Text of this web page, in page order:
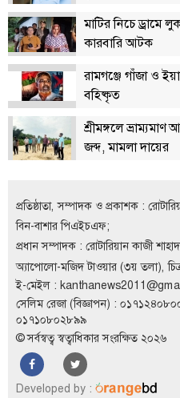
মাটির নিচে ড্রামে
কারবারি আটক
রামগঞ্জে গাঁজা ও
বহিষ্কৃত
শ্রীমঙ্গলে
জব্দ, মামলা দায়ের
প্রতিষ্ঠাতা, সম্পাদক ও প্রকাশক :
বিন-বাশার পিএইচএফ;
প্রধান সম্পাদক : রোটারিয়ান কাজী
অ্যাপোলো-মজিদ টাওয়ার (৩য় তলা),
ই-মেইল :
সেলিম রেজা (বিজ্ঞাপন) :
০১৭১০৮০২৮৯৯
© সর্বস্বত্ব স্বত্বাধিকার সংরক্ষিত ২০২৬
Developed by :